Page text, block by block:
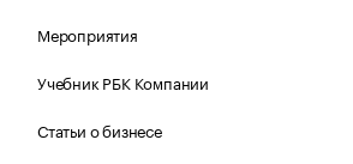
Мероприятия
Учебник РБК Компании
Статьи о бизнесе